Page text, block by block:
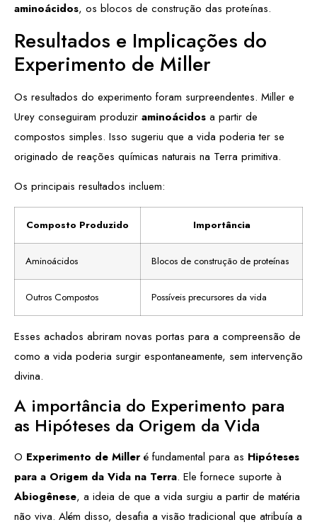
aminoácidos, os blocos de construção das proteínas.
Resultados e Implicações do
Experimento de Miller
Os resultados do experimento foram surpreendentes. Miller e
Urey conseguiram produzir aminoácidos a partir de
compostos simples. Isso sugeriu que a vida poderia ter se
originado de reações químicas naturais na Terra primitiva.
Os principais resultados incluem:
Composto Produzido Importância
Aminoácidos Blocos de construção de proteínas
Outros Compostos Possíveis precursores da vida
Esses achados abriram novas portas para a compreensão de
como a vida poderia surgir espontaneamente, sem intervenção
divina.
A importância do Experimento para
as Hipóteses da Origem da Vida
O Experimento de Milleré fundamental para as Hipóteses
para a Origem da Vida na Terra. Ele fornece suporte à
Abiogênese, a ideia de que a vida surgiu a partir de matéria
não viva. Além disso, desafia a visão tradicional que atribuía a